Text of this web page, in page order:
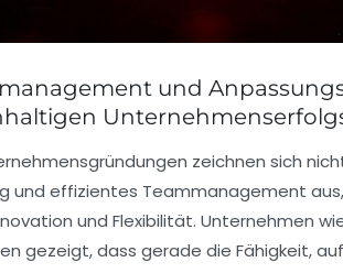
und
zeichnen sich
und effizientes Teammanagement
und Flexibilität. Unternehmen
gezeigt, dass gerade die Fähigkeit,